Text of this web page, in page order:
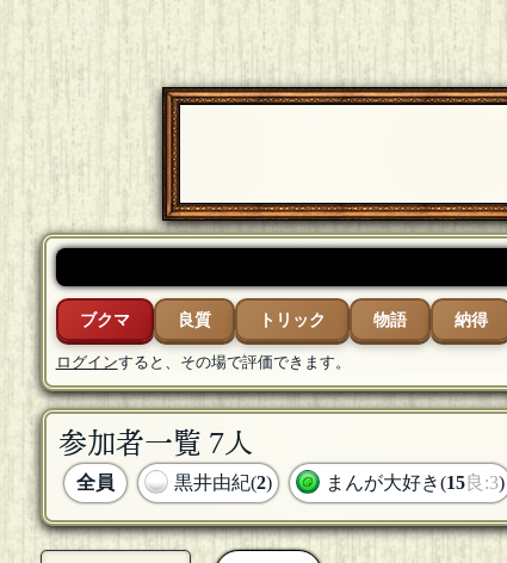
ブクマ 良質 トリック 物語 納得
ログインすると、その場で評価できます。
参加者一覧 7人
全員 黒井由紀(2) まんが大好き(15良:3)